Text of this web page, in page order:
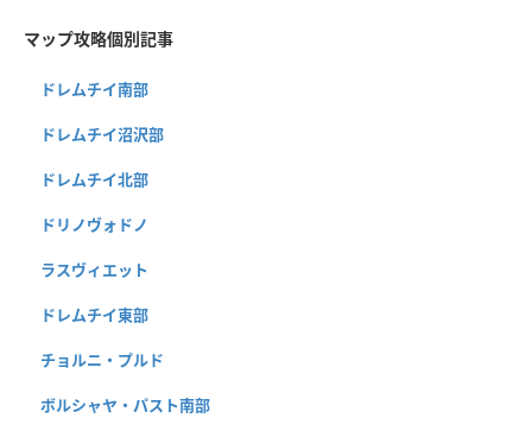
マップ攻略個別記事
ドレムチイ南部
ドレムチイ沼沢部
ドレムチイ北部
ドリノヴォドノ
ラスヴィエット
ドレムチイ東部
チョルニ・プルド
ボルシャヤ・パスト南部